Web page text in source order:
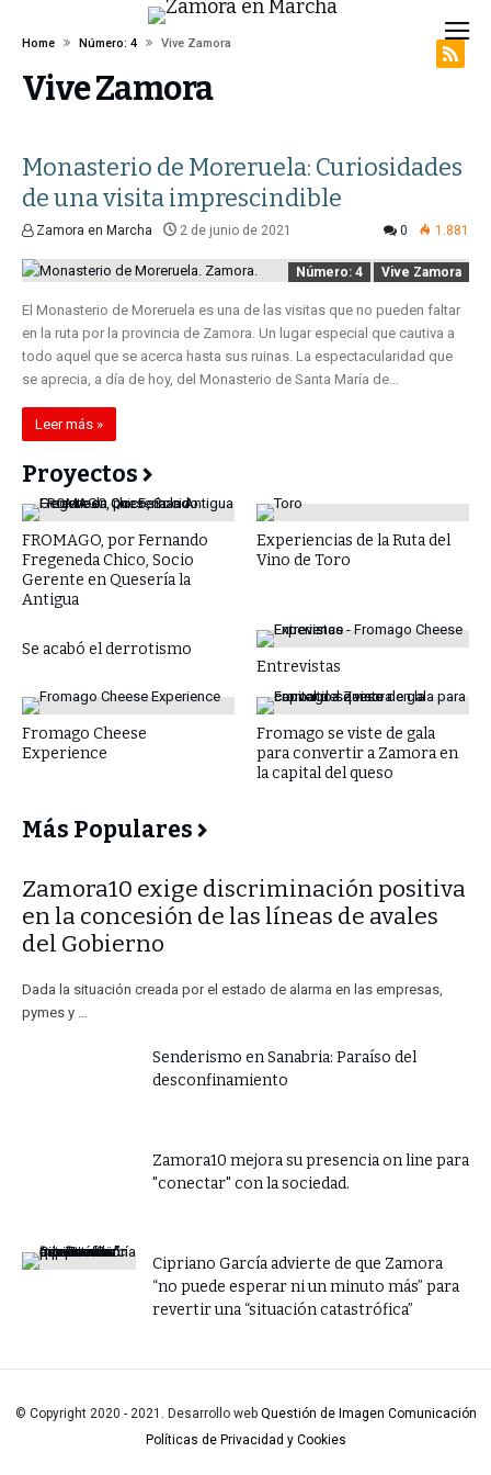
Home Número: 4 Vive Zamora
Vive Zamora
Monasterio de Moreruela: Curiosidades
de una visita imprescindible
Zamora en Marcha 2 de junio de 2021 0 1.881
Número: 4 Vive Zamora
El Monasterio de Moreruela es una de las visitas que no pueden faltar
en la ruta por la provincia de Zamora. Un lugar especial que cautiva a
todo aquel que se acerca hasta sus ruinas. La espectacularidad que
se aprecia, a día de hoy, del Monasterio de Santa María de…
Leer más »
Proyectos
FROMAGO, por Fernando
Fregeneda Chico, Socio
Gerente en Quesería la
Antigua
Experiencias de la Ruta del
Vino de Toro
Se acabó el derrotismo
Entrevistas
Fromago Cheese
Experience
Fromago se viste de gala
para convertir a Zamora en
la capital del queso
Más Populares
​Zamora10 exige discriminación positiva
en la concesión de las líneas de avales
del Gobierno
Dada la situación creada por el estado de alarma en las empresas,
pymes y …
Senderismo en Sanabria: Paraíso del
desconfinamiento
Zamora10 mejora su presencia on line para
"conectar" con la sociedad.
​Cipriano García advierte de que Zamora
“no puede esperar ni un minuto más” para
revertir una “situación catastrófica”
© Copyright 2020 - 2021. Desarrollo web Questión de Imagen Comunicación
Políticas de Privacidad y Cookies